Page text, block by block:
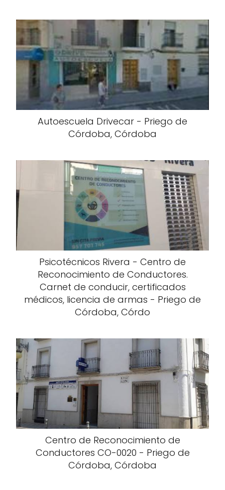
Autoescuela Drivecar - Priego de
Córdoba, Córdoba
Psicotécnicos Rivera - Centro de
Reconocimiento de Conductores.
Carnet de conducir, certificados
médicos, licencia de armas - Priego de
Córdoba, Córdo
Centro de Reconocimiento de
Conductores CO-0020 - Priego de
Córdoba, Córdoba